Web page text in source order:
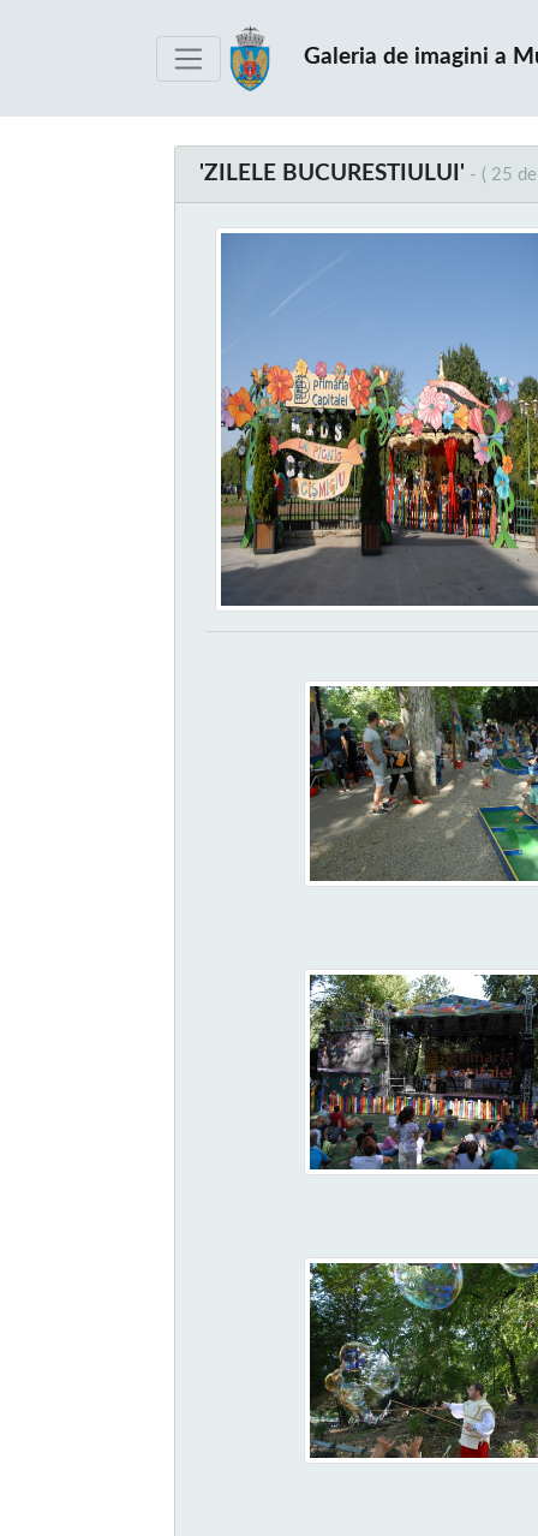
Galeria de imagini a
'ZILELE BUCURESTIULUI' - ( 25